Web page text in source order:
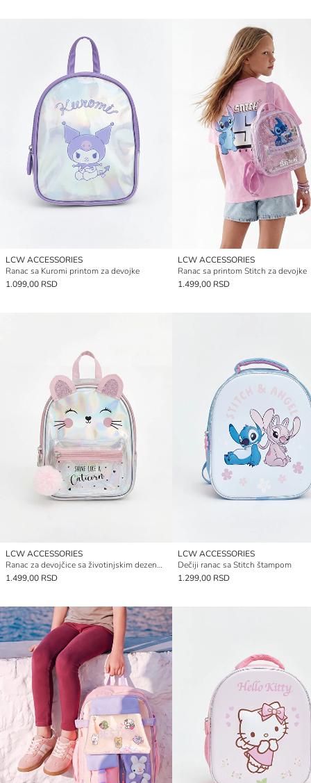
LCW ACCESSORIES
Ranac sa Kuromi printom za devojke
1.099,00 RSD
LCW ACCESSORIES
Ranac sa printom Stitch za devojke
1.499,00 RSD
LCW ACCESSORIES
Ranac za devojčice sa životinjskim dezenom
1.499,00 RSD
LCW ACCESSORIES
Dečiji ranac sa Stitch štampom
1.299,00 RSD